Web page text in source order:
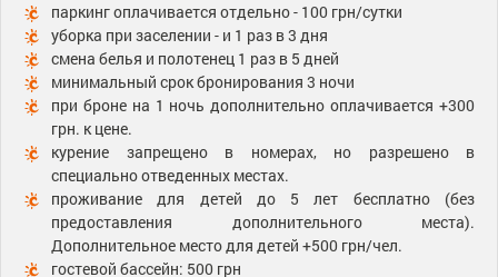
паркинг оплачивается отдельно - 100 грн/сутки
уборка при заселении - и 1 раз в 3 дня
смена белья и полотенец 1 раз в 5 дней
минимальный срок бронирования 3 ночи
при броне на 1 ночь дополнительно оплачивается +300
грн. к цене.
курение запрещено в номерах, но разрешено в
специально отведенных местах.
проживание для детей до 5 лет бесплатно (без
предоставления дополнительного места).
Дополнительное место для детей +500 грн/чел.
гостевой бассейн: 500 грн